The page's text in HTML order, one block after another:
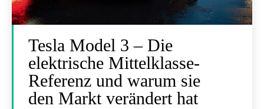
Tesla Model 3 – Die
elektrische Mittelklasse-
Referenz und warum sie
den Markt verändert hat